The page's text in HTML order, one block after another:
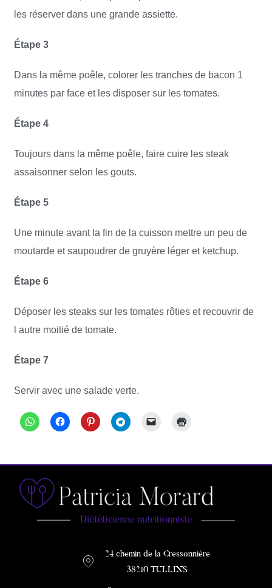
les réserver dans une grande assiette.
Étape 3
Dans la même poêle, colorer les tranches de bacon 1
minutes par face et les disposer sur les tomates.
Étape 4
Toujours dans la même poêle, faire cuire les steak
assaisonner selon les gouts.
Étape 5
Une minute avant la fin de la cuisson mettre un peu de
moutarde et saupoudrer de gruyère léger et ketchup.
Étape 6
Déposer les steaks sur les tomates rôties et recouvrir de
l autre moitié de tomate.
Étape 7
Servir avec une salade verte.
24 chemin de la Cressonnière
38210 TULLINS